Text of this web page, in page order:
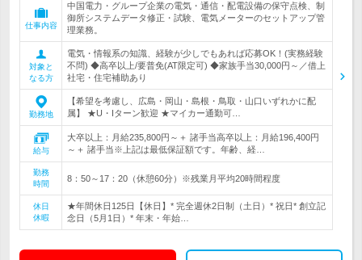
仕事内容
中国電力・グループ企業の電気・通信・配電設備の保守点検、制
御所システムデータ修正・試験、電気メーターのセットアップ管
理業務。
対象と
なる方
電気・情報系の知識、経験が少しでもあれば応募OK！(実務経験
不問) ◆高卒以上/要普免(AT限定可) ◆家族手当30,000円～／借上
社宅・住宅補助あり
勤務地
【希望を考慮し、広島・岡山・島根・鳥取・山口いずれかに配
属】 ★U・Iターン歓迎 ★マイカー通勤可…
給与
大卒以上：月給235,800円～＋ 諸手当高卒以上：月給196,400円
～＋ 諸手当※上記は最低保証額です。年齢、経…
勤務
時間
8：50～17：20（休憩60分）※残業月平均20時間程度
休日
休暇
★年間休日125日【休日】* 完全週休2日制（土日）* 祝日* 創立記
念日（5月1日）* 年末・年始…